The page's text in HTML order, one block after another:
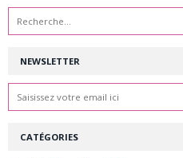
NEWSLETTER
CATÉGORIES